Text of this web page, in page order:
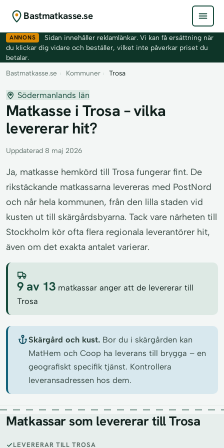
Bastmatkasse.se
ANNONS
Sidan innehåller reklamlänkar. Vi kan få ersättning när
du klickar dig vidare och beställer, vilket inte påverkar priset du
betalar.
Bastmatkasse.se › Kommuner › Trosa
Södermanlands län
Matkasse i Trosa – vilka
levererar hit?
Uppdaterad 8 maj 2026
Ja, matkasse hemkörd till Trosa fungerar fint. De
rikstäckande matkassarna levereras med PostNord
och når hela kommunen, från den lilla staden vid
kusten ut till skärgårdsbyarna. Tack vare närheten till
Stockholm kör ofta flera regionala leverantörer hit,
även om det exakta antalet varierar.
9 av 13 matkassar anger att de levererar till
Trosa
Skärgård och kust.Bor du i skärgården kan
MatHem och Coop ha leverans till brygga – en
geografiskt specifik tjänst. Kontrollera
leveransadressen hos dem.
Matkassar som levererar till Trosa
LEVERERAR TILL TROSA